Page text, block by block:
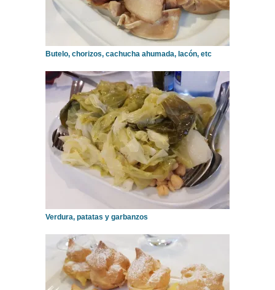
Butelo, chorizos, cachucha ahumada, lacón, etc
Verdura, patatas y garbanzos